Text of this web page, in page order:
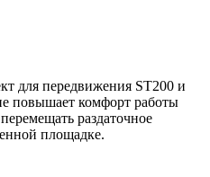
для передвижения ST200 и
повышает комфорт работы
раздаточное
площадке.